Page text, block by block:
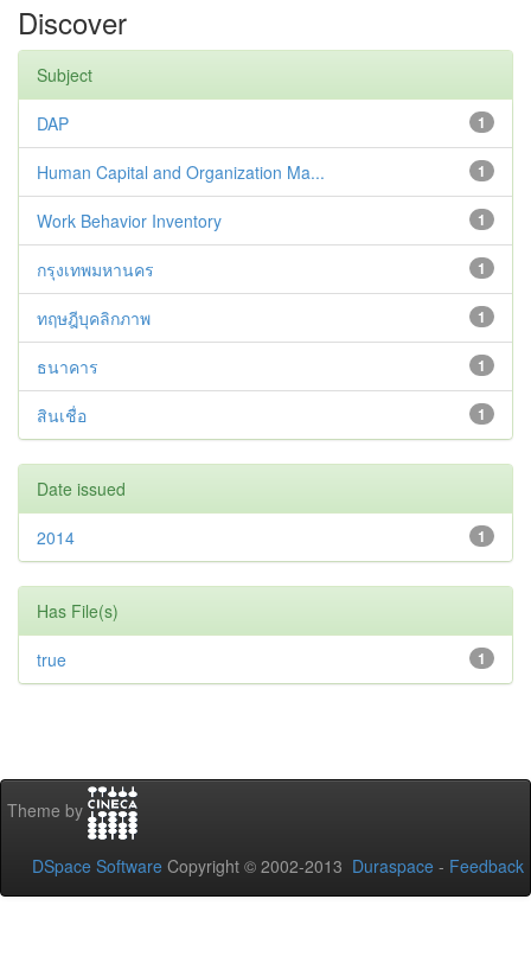
Discover
Subject
1
DAP
1
Human Capital and Organization Ma...
1
Work Behavior Inventory
1
กรุงเทพมหานคร
1
ทฤษฎีบุคลิกภาพ
1
ธนาคาร
1
สินเชื่อ
Date issued
1
2014
Has File(s)
1
true
Theme by
DSpace Software Copyright © 2002-2013 Duraspace - Feedback